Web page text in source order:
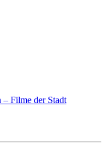
– Filme der Stadt